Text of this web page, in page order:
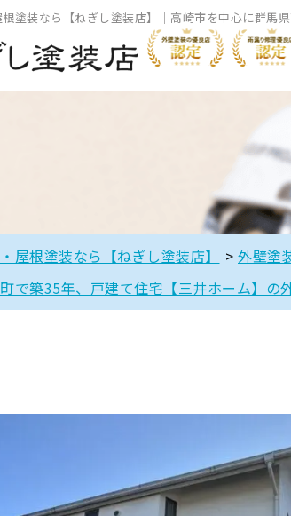
塗装なら【ねぎし塗装店】｜高崎市を中心に群馬
屋根塗装なら【ねぎし塗装店】 > 外壁塗
で築35年、戸建て住宅【三井ホーム】